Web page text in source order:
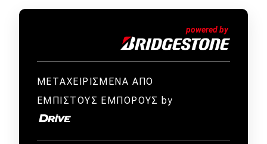
ΜΕΤΑΧΕΙΡΙΣΜΕΝΑ ΑΠΟ
ΕΜΠΙΣΤΟΥΣ ΕΜΠΟΡΟΥΣ by